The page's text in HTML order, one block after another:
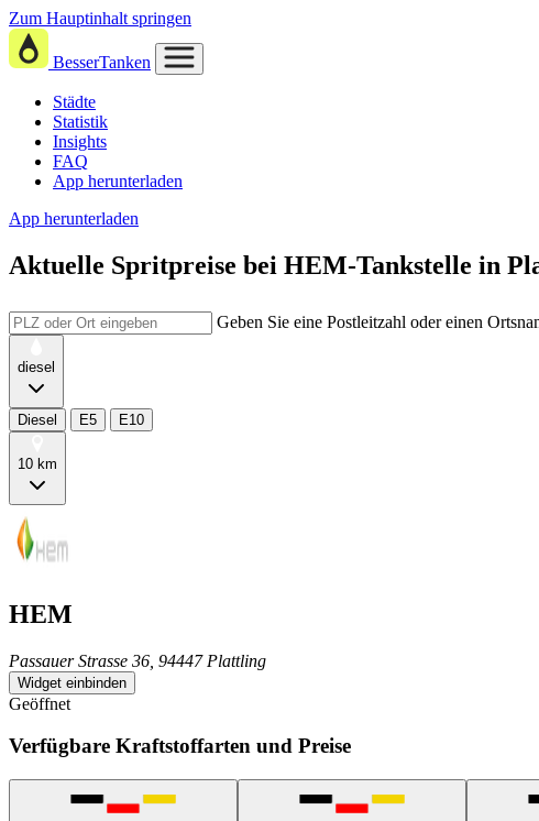
Zum Hauptinhalt springen
BesserTanken
Städte
Statistik
Insights
FAQ
App herunterladen
App herunterladen
Aktuelle Spritpreise bei HEM-Tankstelle in
Geben Sie eine Postleitzahl oder einen
diesel
Diesel E5 E10
10 km
HEM
Passauer Strasse 36, 94447 Plattling
Widget einbinden
Geöffnet
Verfügbare Kraftstoffarten und Preise